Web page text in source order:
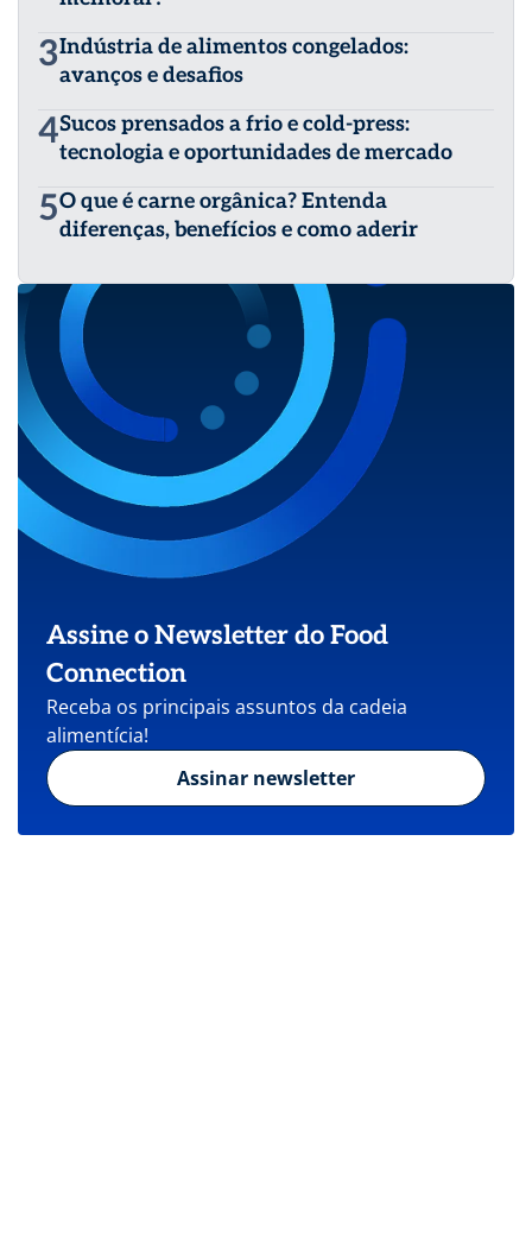
3Indústria de alimentos congelados:
avanços e desafios
4Sucos prensados a frio e cold-press:
tecnologia e oportunidades de mercado
5O que é carne orgânica? Entenda
diferenças, benefícios e como aderir
Assine o Newsletter do Food
Connection
Receba os principais assuntos da cadeia
alimentícia!
Assinar newsletter